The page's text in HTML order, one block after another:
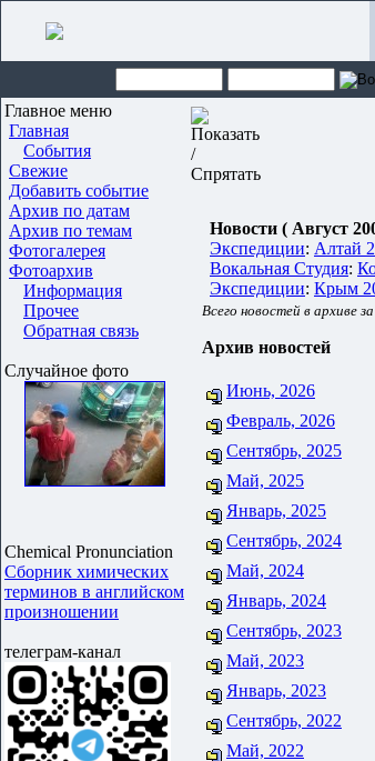
Главное меню
Главная
События
Свежие
Добавить событие
Архив по датам
Архив по темам
Фотогалерея
Фотоархив
Информация
Прочее
Обратная связь
Случайное фото
Chemical Pronunciation
Сборник химических
терминов в английском
произношении
телеграм-канал
Новости ( Август
Экспедиции: Алтай
Вокальная Студия:
Экспедиции: Крым
Всего новостей в архиве
Архив новостей
Июнь, 2026
Февраль, 2026
Сентябрь, 2025
Май, 2025
Январь, 2025
Сентябрь, 2024
Май, 2024
Январь, 2024
Сентябрь, 2023
Май, 2023
Январь, 2023
Сентябрь, 2022
Май, 2022